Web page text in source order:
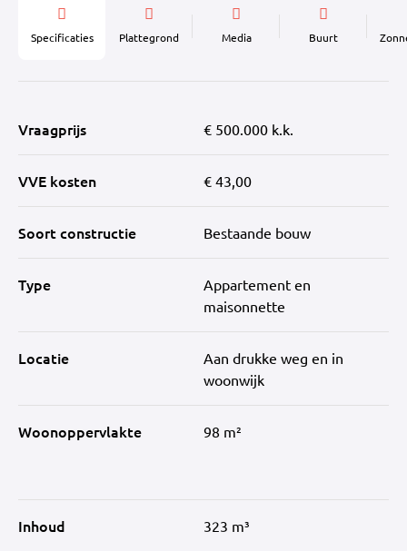
Specificaties Plattegrond Media Buurt
Vraagprijs € 500.000 k.k.
VVE kosten € 43,00
Soort constructie Bestaande bouw
Type
Appartement en
maisonnette
Locatie
Aan drukke weg en in
woonwijk
Woonoppervlakte 98 m²
Inhoud 323 m³